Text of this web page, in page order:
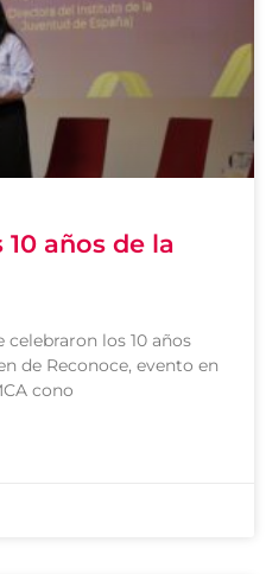
años de la
celebraron los 10 años
de Reconoce, evento en
cono